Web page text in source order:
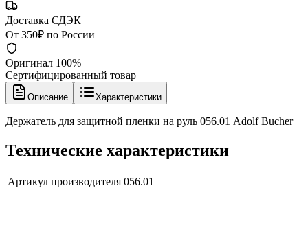
Доставка СДЭК
От 350₽ по России
Оригинал 100%
Сертифицированный товар
Описание Характеристики
Держатель для защитной пленки на руль 056.01 Adolf Bucher
Технические характеристики
Артикул производителя 056.01